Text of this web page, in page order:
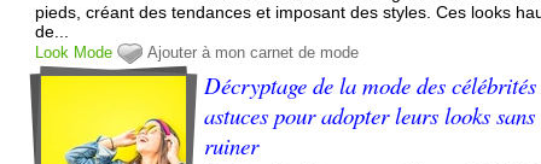
pieds, créant des tendances et imposant des styles. Ces looks
de...
Look Mode Ajouter à mon carnet de mode
Décryptage de la mode des
astuces pour adopter leurs looks sans
ruiner